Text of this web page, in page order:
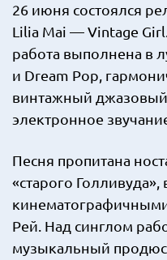
26 июня состоялся
Lilia Mai — Vintage
работа выполнена в
и Dream Pop,
винтажный
электронное
Песня пропитана
«старого
Рей. Над синглом
музыкальный